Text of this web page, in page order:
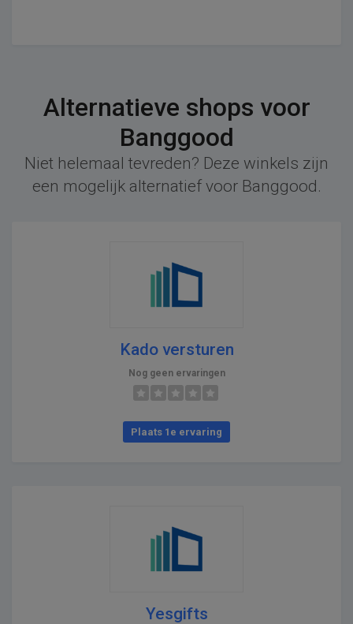
Alternatieve shops voor
Banggood
Niet helemaal tevreden? Deze winkels zijn
een mogelijk alternatief voor Banggood.
Kado versturen
Nog geen ervaringen
Plaats 1e ervaring
Yesgifts